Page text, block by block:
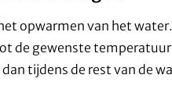
opwarmen van het
de gewenste
tijdens de rest van de